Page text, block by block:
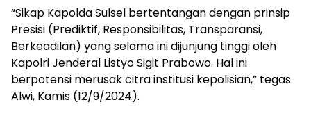
“Sikap Kapolda Sulsel bertentangan dengan prinsip
Presisi (Prediktif, Responsibilitas, Transparansi,
Berkeadilan) yang selama ini dijunjung tinggi oleh
Kapolri Jenderal Listyo Sigit Prabowo. Hal ini
berpotensi merusak citra institusi kepolisian,” tegas
Alwi, Kamis (12/9/2024).